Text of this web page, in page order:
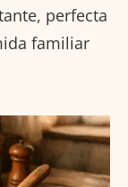
perfecta
familiar